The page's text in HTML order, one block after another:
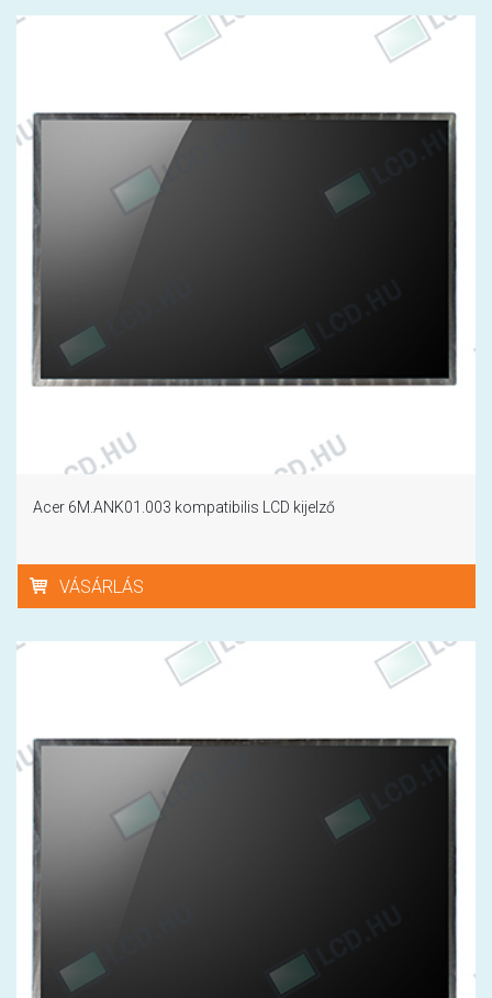
Acer 6M.ANK01.003 kompatibilis LCD kijelző
VÁSÁRLÁS